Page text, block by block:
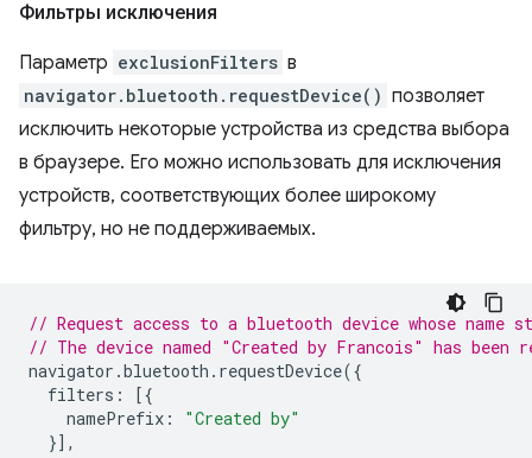
Фильтры исключения
Параметр exclusionFilters в
navigator.bluetooth.requestDevice() позволяет
исключить некоторые устройства из средства выбора
в браузере. Его можно использовать для исключения
устройств, соответствующих более широкому
фильтру, но не поддерживаемых.
// Request access to a bluetooth device whose
// The device named "Created by Francois" has been
navigator .bluetooth . requestDevice({
filters :
[{
namePrefix :
"Created by"
}],